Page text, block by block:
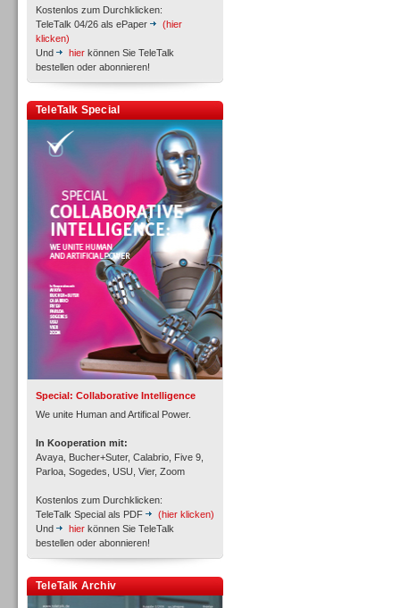
Kostenlos zum Durchklicken:
TeleTalk 04/26 als ePaper
(hier
klicken)
Und
hier können Sie TeleTalk
bestellen oder abonnieren!
TeleTalk Special
Special: Collaborative Intelligence
We unite Human and Artifical Power.
In Kooperation mit:
Avaya, Bucher+Suter, Calabrio, Five 9,
Parloa, Sogedes, USU, Vier, Zoom
Kostenlos zum Durchklicken:
TeleTalk Special als PDF
(hier klicken)
Und
hier können Sie TeleTalk
bestellen oder abonnieren!
TeleTalk Archiv
Personal
Personal
Inbound
Inbound